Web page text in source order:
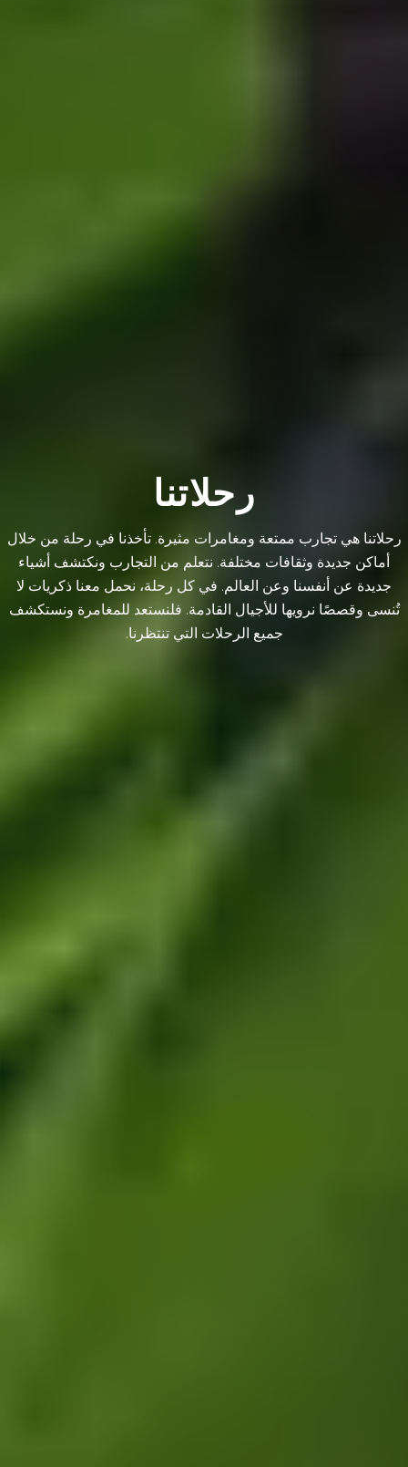
رحلاتنا
رحلاتنا هي تجارب ممتعة ومغامرات مثيرة. تأخذنا في رحلة من خلال
أماكن جديدة وثقافات مختلفة. نتعلم من التجارب ونكتشف أشياء
جديدة عن أنفسنا وعن العالم. في كل رحلة، نحمل معنا ذكريات لا
تُنسى وقصصًا نرويها للأجيال القادمة. فلنستعد للمغامرة ونستكشف
جميع الرحلات التي تنتظرنا.